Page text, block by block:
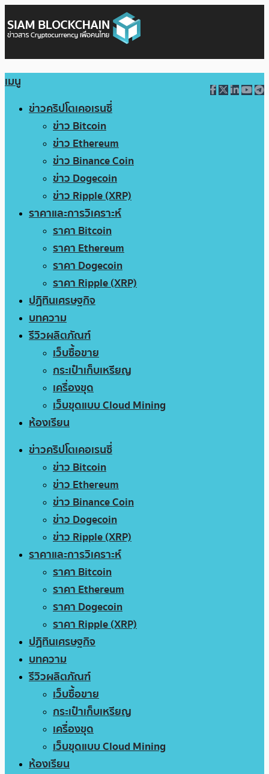
เมนู
ข่าวคริปโตเคอเรนซี่
ข่าว Bitcoin
ข่าว Ethereum
ข่าว Binance Coin
ข่าว Dogecoin
ข่าว Ripple (XRP)
ราคาและการวิเคราะห์
ราคา Bitcoin
ราคา Ethereum
ราคา Dogecoin
ราคา Ripple (XRP)
ปฏิทินเศรษฐกิจ
บทความ
รีวิวผลิตภัณฑ์
เว็บซื้อขาย
กระเป๋าเก็บเหรียญ
เครื่องขุด
เว็บขุดแบบ Cloud Mining
ห้องเรียน
ข่าวคริปโตเคอเรนซี่
ข่าว Bitcoin
ข่าว Ethereum
ข่าว Binance Coin
ข่าว Dogecoin
ข่าว Ripple (XRP)
ราคาและการวิเคราะห์
ราคา Bitcoin
ราคา Ethereum
ราคา Dogecoin
ราคา Ripple (XRP)
ปฏิทินเศรษฐกิจ
บทความ
รีวิวผลิตภัณฑ์
เว็บซื้อขาย
กระเป๋าเก็บเหรียญ
เครื่องขุด
เว็บขุดแบบ Cloud Mining
ห้องเรียน